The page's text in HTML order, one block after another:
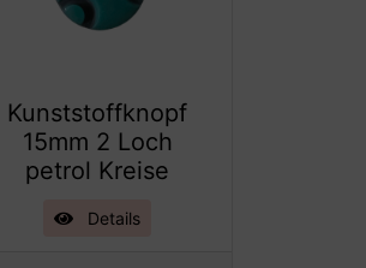
Kunststoffknopf
15mm 2 Loch
petrol Kreise
Details